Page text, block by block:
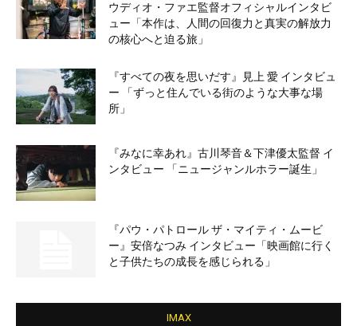
ウディオ・ファエ監督オフィシャルインタビ
ュー「本作は、人間の回復力と真実の解放力
の核心へと迫る旅」
『すべての夜を思いだす』見上 愛 インタビュ
ー 「ずっと住んでいる街のような大事な場
所」
『みなに幸あれ』古川琴音＆下津優太監督 イ
ンタビュー 「ニュージャンルホラー誕生」
『パウ・パトロール ザ・マイティ・ムービ
ー』安倍なつみ インタビュー「映画館に行く
と子供たちの成長を感じられる」
IMAX